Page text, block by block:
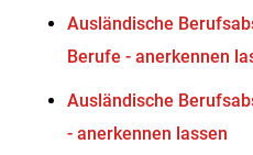
Ausländische
Berufe - anerkennen
Ausländische
- anerkennen lassen